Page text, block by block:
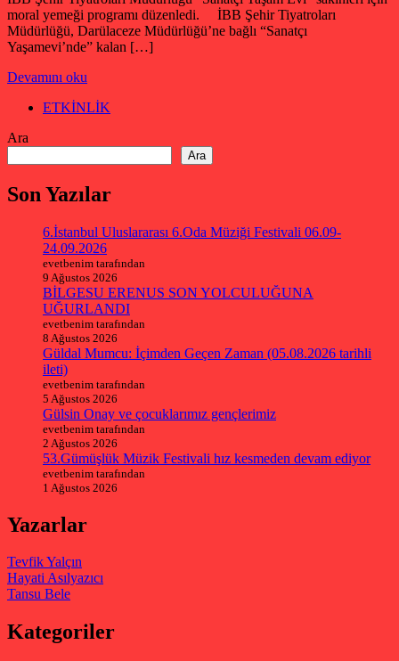
moral yemeği programı düzenledi. İBB Şehir Tiyatroları
Müdürlüğü, Darülaceze Müdürlüğü’ne bağlı “Sanatçı
Yaşamevi’nde” kalan […]
Devamını oku
ETKİNLİK
Ara
Ara
Son Yazılar
6.İstanbul Uluslararası 6.Oda Müziği Festivali 06.09-
24.09.2026
evetbenim tarafından
9 Ağustos 2026
BİLGESU ERENUS SON YOLCULUĞUNA
UĞURLANDI
evetbenim tarafından
8 Ağustos 2026
Güldal Mumcu: İçimden Geçen Zaman (05.08.2026 tarihli
ileti)
evetbenim tarafından
5 Ağustos 2026
Gülsin Onay ve çocuklarımız gençlerimiz
evetbenim tarafından
2 Ağustos 2026
53.Gümüşlük Müzik Festivali hız kesmeden devam ediyor
evetbenim tarafından
1 Ağustos 2026
Yazarlar
Tevfik Yalçın
Hayati Asılyazıcı
Tansu Bele
Kategoriler